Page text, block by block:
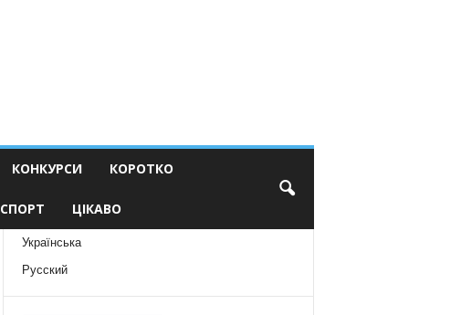
КОНКУРСИ КОРОТКО
СПОРТ ЦІКАВО
Українська
Русский